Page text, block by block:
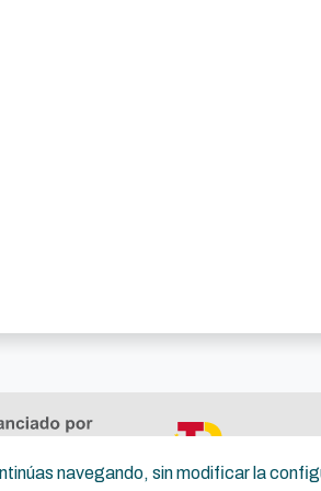
navegando, sin modificar la